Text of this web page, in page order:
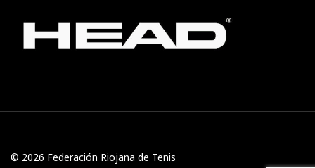
© 2026 Federación Riojana de Tenis